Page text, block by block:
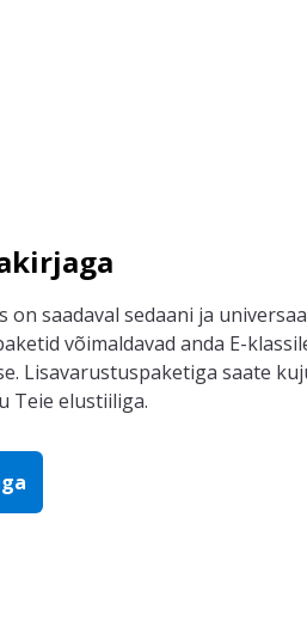
on saadaval sedaani ja
võimaldavad anda E-
Lisavarustuspaketiga saate
Teie elustiiliga.